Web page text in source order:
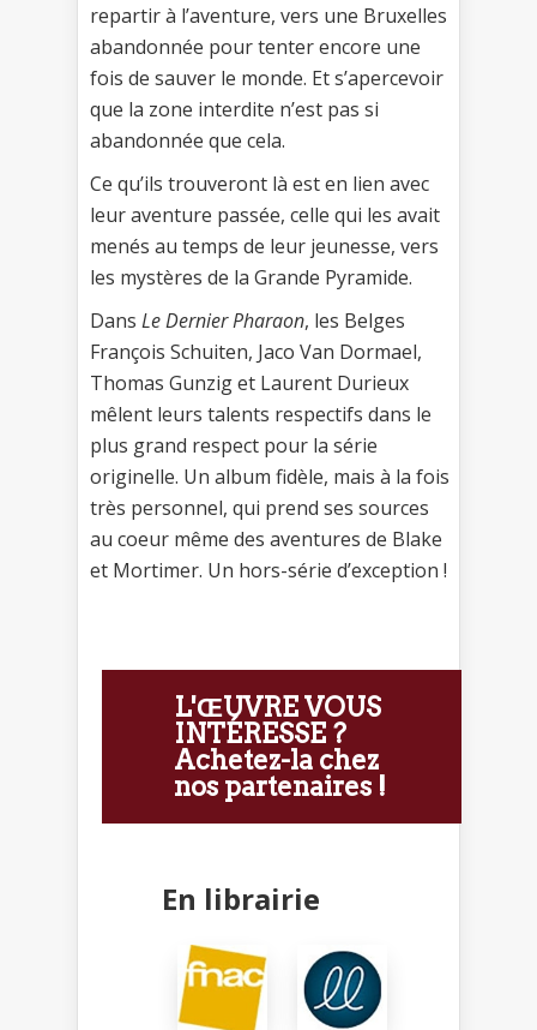
repartir à l’aventure, vers une Bruxelles
abandonnée pour tenter encore une
fois de sauver le monde. Et s’apercevoir
que la zone interdite n’est pas si
abandonnée que cela.
Ce qu’ils trouveront là est en lien avec
leur aventure passée, celle qui les avait
menés au temps de leur jeunesse, vers
les mystères de la Grande Pyramide.
Dans Le Dernier Pharaon, les Belges
François Schuiten, Jaco Van Dormael,
Thomas Gunzig et Laurent Durieux
mêlent leurs talents respectifs dans le
plus grand respect pour la série
originelle. Un album fidèle, mais à la fois
très personnel, qui prend ses sources
au coeur même des aventures de Blake
et Mortimer. Un hors-série d’exception !
L'ŒUVRE VOUS
INTÉRESSE ?
Achetez-la chez
nos partenaires !
En librairie